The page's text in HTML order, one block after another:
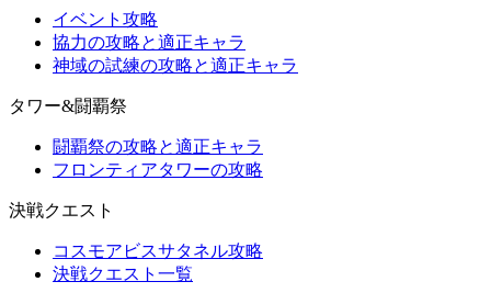
イベント攻略
協力の攻略と適正キャラ
神域の試練の攻略と適正キャラ
タワー&闘覇祭
闘覇祭の攻略と適正キャラ
フロンティアタワーの攻略
決戦クエスト
コスモアビスサタネル攻略
決戦クエスト一覧